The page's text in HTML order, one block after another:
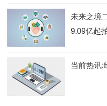
未来之境
9.09亿起
当前热讯: